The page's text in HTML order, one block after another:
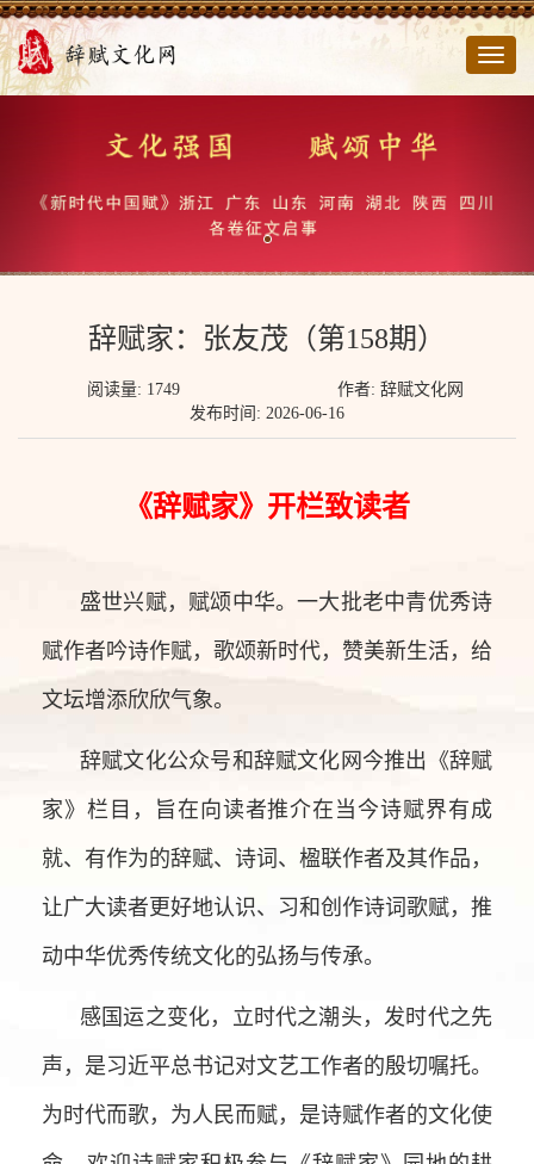
切
辞赋家：张友茂（第158期）
阅读量: 1749
作者: 辞赋文化网
发布时间: 2026-06-16
《辞赋家》开栏致读者
盛世兴赋，赋颂中华。一大批老中青优秀诗
赋作者吟诗作赋，歌颂新时代，赞美新生活，给
文坛增添欣欣气象。
辞赋文化公众号和辞赋文化网今推出《辞赋
家》栏目，旨在向读者推介在当今诗赋界有成
就、有作为的辞赋、诗词、楹联作者及其作品，
让广大读者更好地认识、习和创作诗词歌赋，推
动中华优秀传统文化的弘扬与传承。
感国运之变化，立时代之潮头，发时代之先
声，是习近平总书记对文艺工作者的殷切嘱托。
为时代而歌，为人民而赋，是诗赋作者的文化使